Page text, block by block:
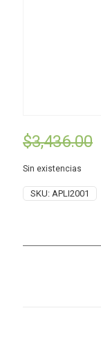
$3,436.00
Sin existencias
SKU: APLI2001